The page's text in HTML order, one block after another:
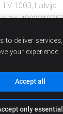
LV 1003, Latvija
Nr.
UN
NOTEIKUMI
KONTAKTI
to deliver
your experience.
Accept all
only essential